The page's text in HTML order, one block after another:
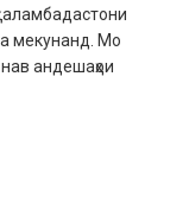
мекунанд. Мо
андешаҳои